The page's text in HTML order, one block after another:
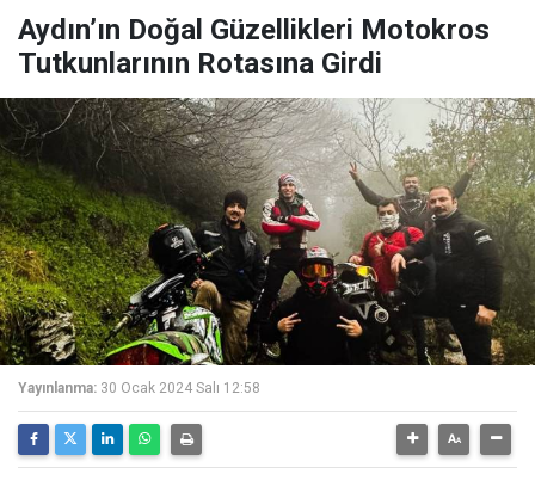
Aydın’ın Doğal Güzellikleri Motokros
Tutkunlarının Rotasına Girdi
Yayınlanma: 30 Ocak 2024 Salı 12:58